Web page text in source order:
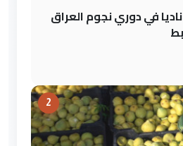
لجنة التراخيص : 17 ناديا في دوري نجوم العراق
2